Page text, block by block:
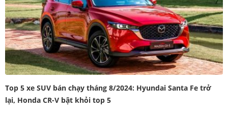
Top 5 xe SUV bán chạy tháng 8/2024: Hyundai Santa Fe trở
lại, Honda CR-V bật khỏi top 5